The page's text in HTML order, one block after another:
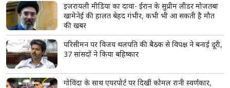
इजरायली मीडिया का दावा- ईरान के सुप्रीम लीडर मोजतबा
खामेनेई की हालत बेहद गंभीर, कभी भी आ सकती है मौत
की खबर
परिसीमन पर विजय थलपति की बैठक से विपक्ष ने बनाई दूरी,
37 सांसदों ने किया बहिष्कार
गोविंदा के साथ एयरपोर्ट पर दिखीं कोमल रानी स्वर्णकार,